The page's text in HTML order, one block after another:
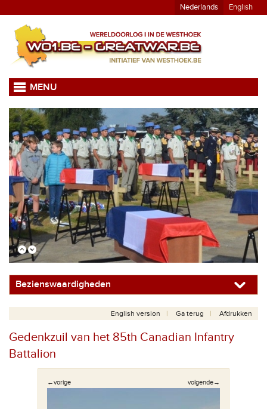
Nederlands English
MENU
Bezienswaardigheden
English version Ga terug Afdrukken
Gedenkzuil van het 85th Canadian Infantry
Battalion
←vorige volgende→